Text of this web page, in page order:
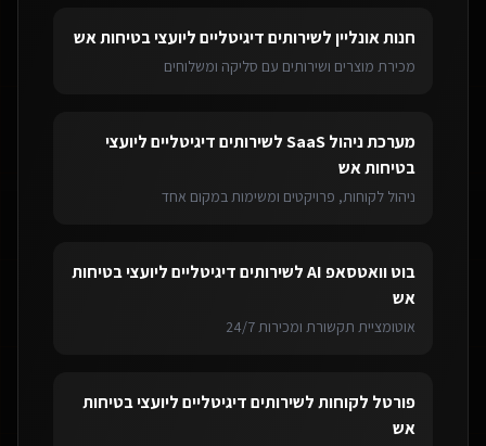
חנות אונלייןלשירותים דיגיטליים ליועצי בטיחות אש
מכירת מוצרים ושירותים עם סליקה ומשלוחים
מערכת ניהול SaaS לשירותים דיגיטליים ליועצי
בטיחות אש
ניהול לקוחות, פרויקטים ומשימות במקום אחד
בוט וואטסאפ AI לשירותים דיגיטליים ליועצי בטיחות
אש
אוטומציית תקשורת ומכירות 24/7
פורטל לקוחותלשירותים דיגיטליים ליועצי בטיחות
אש